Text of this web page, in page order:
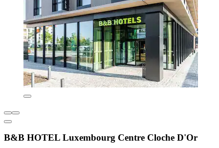
B&B HOTEL Luxembourg Centre Cloche D'Or